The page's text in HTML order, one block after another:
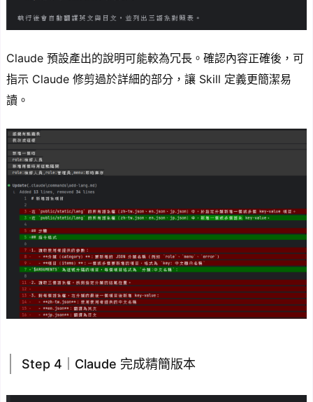
Claude 預設產出的說明可能較為冗長。確認內容正確後，可
指示 Claude 修剪過於詳細的部分，讓 Skill 定義更簡潔易
讀。
Step 4｜Claude 完成精簡版本